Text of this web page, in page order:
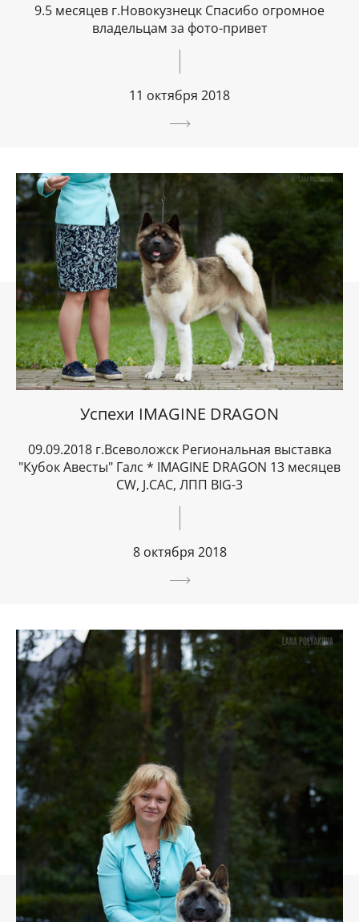
9.5 месяцев г.Новокузнецк Спасибо огромное
владельцам за фото-привет
11 октября 2018
Успехи IMAGINE DRAGON
09.09.2018 г.Всеволожск Региональная выставка
"Кубок Авесты" Галс * IMAGINE DRAGON 13 месяцев
CW, J.CAC, ЛПП BIG-3
8 октября 2018